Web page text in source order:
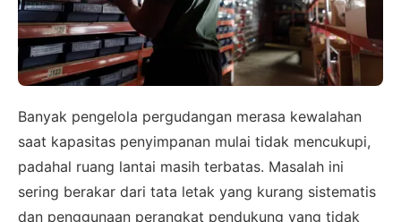
Banyak pengelola pergudangan merasa kewalahan
saat kapasitas penyimpanan mulai tidak mencukupi,
padahal ruang lantai masih terbatas. Masalah ini
sering berakar dari tata letak yang kurang sistematis
dan penggunaan perangkat pendukung yang tidak